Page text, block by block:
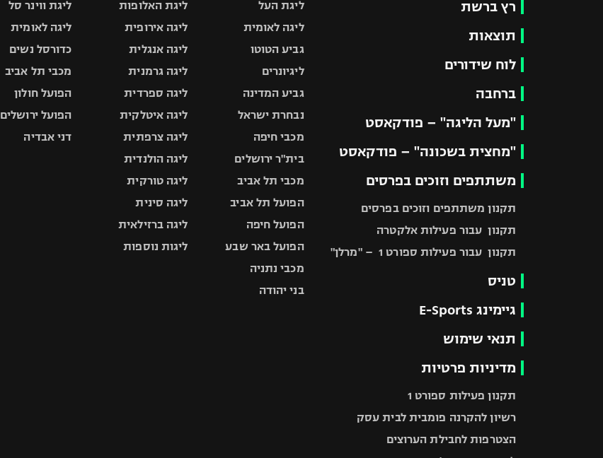
רץ ברשת
תוצאות
לוח שידורים
ברחבה
"מעל הליגה" – פודקאסט
"מחצית בשכונה" – פודקאסט
משתתפים וזוכים בפרסים
תקנון משתתפים וזוכים בפרסים
תקנון עבור פעילות אלקטרה
תקנון עבור פעילות ספורט 1 – "מרלן"
טניס
גיימינג E-Sports
תנאי שימוש
מדיניות פרטיות
תקנון פעילות ספורט 1
רשיון להקרנה פומבית לבית עסק
הצטרפות לחבילת הערוצים
ליגת העל
ליגה לאומית
גביע הטוטו
ליגיונרים
גביע המדינה
נבחרת ישראל
מכבי חיפה
בית"ר ירושלים
מכבי תל אביב
הפועל תל אביב
הפועל חיפה
הפועל באר שבע
מכבי נתניה
בני יהודה
ליגת האלופות
ליגה אירופית
ליגה אנגלית
ליגה גרמנית
ליגה ספרדית
ליגה איטלקית
ליגה צרפתית
ליגה הולנדית
ליגה טורקית
ליגה סינית
ליגה ברזילאית
ליגות נוספות
ליגת ווינר סל
ליגה לאומית
כדורסל נשים
מכבי תל אביב
הפועל חולון
הפועל ירושלים
דני אבדיה